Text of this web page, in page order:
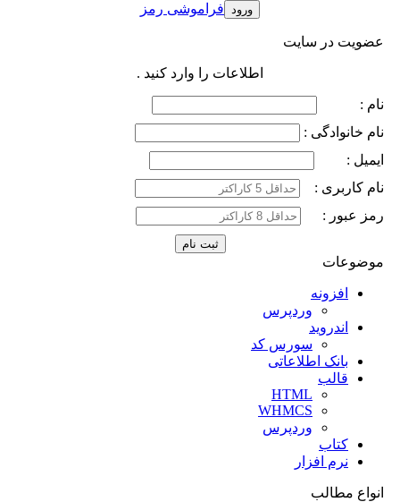
فراموشی رمز
عضویت در سایت
اطلاعات را وارد کنید .
نام :
نام خانوادگی :
ایمیل :
نام کاربری :
رمز عبور :
موضوعات
افزونه
وردپرس
اندروید
سورس کد
بانک اطلاعاتی
قالب
HTML
WHMCS
وردپرس
کتاب
نرم افزار
انواع مطالب